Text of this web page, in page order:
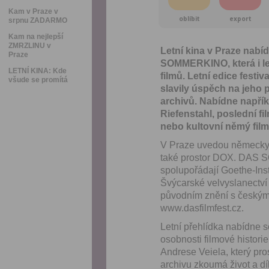
Kam v Praze v
srpnu ZADARMO
Kam na nejlepší
ZMRZLINU v
Praze
LETNÍ KINA: Kde
všude se promítá
oblíbit export
Letní kina v Praze
SOMMERKINO, která
filmů. Letní edice
slavily úspěch na jeho
archivů. Nabídne
Riefenstahl, poslední
nebo kultovní němý
V Praze uvedou
také prostor DOX. DAS
spolupořádají Goethe-
Švýcarské
původním znění s
www.dasfilmfest.cz.
Letní přehlídka nabídne
osobnosti filmové
Andrese Veiela, který
archivu zkoumá život a